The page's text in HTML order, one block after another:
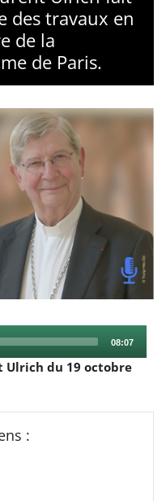
des travaux en
de la
de Paris.
Total
08:07
Ulrich du 19 octobre
: